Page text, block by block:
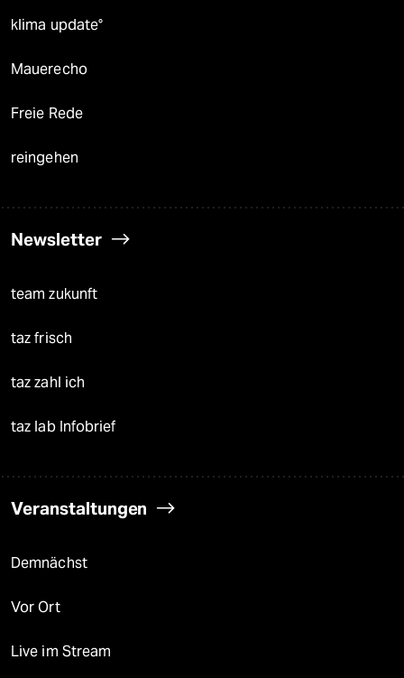
klima update°
Mauerecho
Freie Rede
reingehen
Newsletter
team zukunft
taz frisch
taz zahl ich
taz lab Infobrief
Veranstaltungen
Demnächst
Vor Ort
Live im Stream